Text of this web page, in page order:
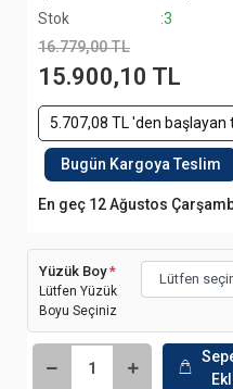
Stok
:3
16.779,00 TL
15.900,10 TL
5.707,08 TL 'den başlayan
Bugün Kargoya Teslim
En geç 12 Ağustos
Yüzük Boy*
Lütfen Yüzük
Boyu Seçiniz